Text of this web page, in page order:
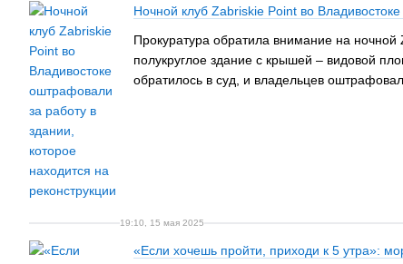
Ночной клуб Zabriskie Point во
Прокуратура обратила внимание на
полукруглое здание с крышей – видовой
обратилось в суд, и владельцев
19:10, 15 мая 2025
«Если хочешь пройти, приходи к 5 утра»: